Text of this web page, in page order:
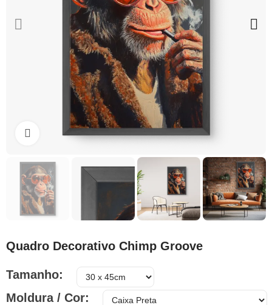
Clique para ampliar
Quadro Decorativo Chimp Groove
Tamanho
Moldura / Cor